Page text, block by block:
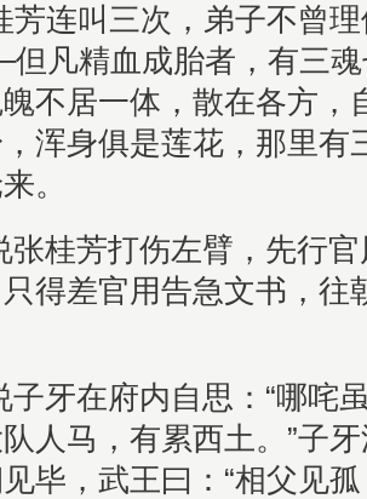
芳连叫三次，弟子不曾
凡精血成胎者，有三
不居一体，散在各方，
浑身俱是莲花，那里有
。
张桂芳打伤左臂，先行
得差官用告急文书，往
子牙在府内自思：“哪咤
人马，有累西土。”子
毕，武王曰：“相父见